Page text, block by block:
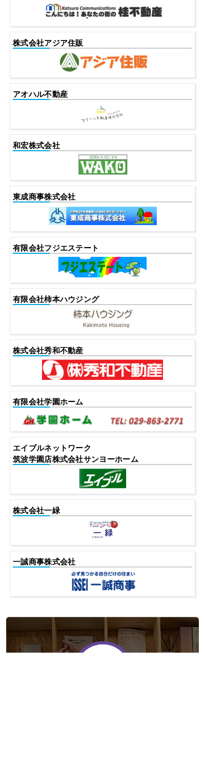
株式会社アジア住販
アオハル不動産
和宏株式会社
東成商事株式会社
有限会社フジエステート
有限会社柿本ハウジング
株式会社秀和不動産
有限会社学園ホーム
エイブルネットワーク
筑波学園店株式会社サンヨーホーム
株式会社一緑
一誠商事株式会社